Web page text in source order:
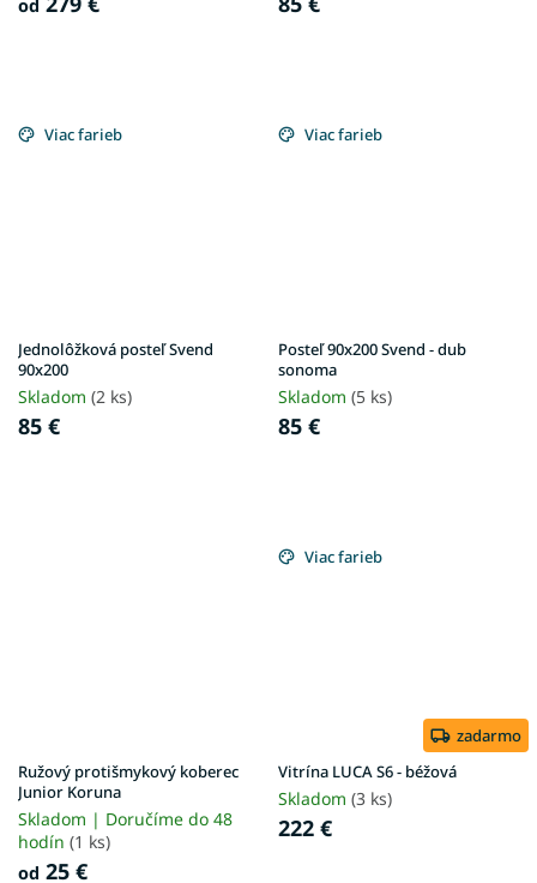
od
Viac farieb
Jednolôžková posteľ Svend
90x200
Skladom (2 ks)
85 €
Viac farieb
Posteľ 90x200 Svend - dub
sonoma
Skladom (5 ks)
85 €
Ružový protišmykový koberec
Junior Koruna
Skladom | Doručíme do 48
hodín (1 ks)
od 25 €
Viac farieb
zadarmo
Vitrína LUCA S6 - béžová
Skladom (3 ks)
222 €